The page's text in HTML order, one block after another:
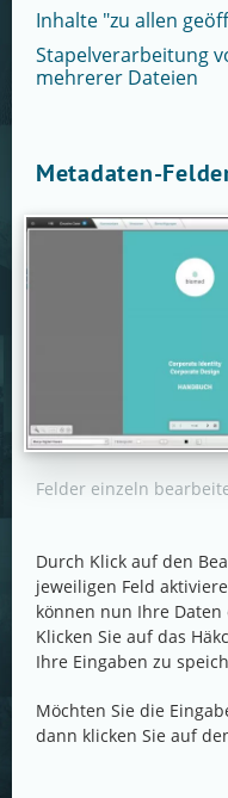
Inhalte "zu allen
Stapelverarbeitung
mehrerer Dateien
Metadaten-
Felder einzeln
Durch Klick auf den
jeweiligen Feld
können nun Ihre
Klicken Sie auf das
Ihre Eingaben zu
Möchten Sie die
dann klicken Sie auf